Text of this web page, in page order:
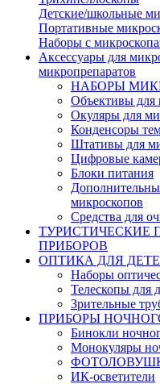
Детские/школьные
Портативные
Наборы с
Аксессуары для
микропрепаратов
НАБОРЫ
Объективы для
Окуляры для
Конденсоры
Штативы для
Цифровые
Блоки питания
микроскопов
Средства для
ТУРИСТИЧЕСКИЕ
ПРИБОРОВ
ОПТИКА ДЛЯ
Наборы
Телескопы для
Зрительные
ПРИБОРЫ
Бинокли
Монокуляры
ИК-осветители